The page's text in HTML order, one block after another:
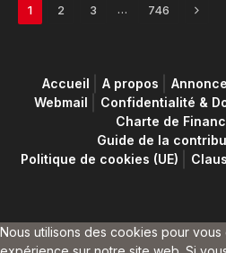
1 2 3 … 746 Next
Accueil A propos
Webmail
Confidentialité &
Charte de
Guide de la
Politique de cookies (UE)
Nous utilisons des cookies pour vous